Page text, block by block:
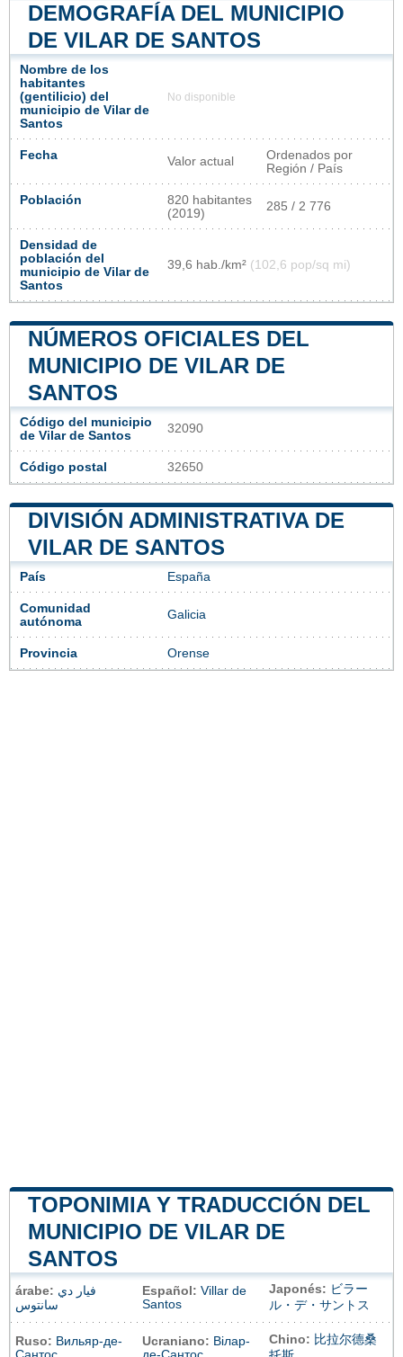
DEMOGRAFÍA DEL MUNICIPIO
DE VILAR DE SANTOS
Nombre de los
habitantes
(gentilicio) del
municipio de Vilar de
Santos
No disponible
Fecha Valor actual
Ordenados por
Región / País
Población
820 habitantes
(2019)
285 / 2 776
Densidad de
población del
municipio de Vilar de
Santos
39,6 hab./km² (102,6 pop/sq mi)
NÚMEROS OFICIALES DEL
MUNICIPIO DE VILAR DE
SANTOS
Código del municipio
de Vilar de Santos
32090
Código postal 32650
DIVISIÓN ADMINISTRATIVA DE
VILAR DE SANTOS
País España
Comunidad
autónoma
Galicia
Provincia Orense
TOPONIMIA Y TRADUCCIÓN DEL
MUNICIPIO DE VILAR DE
SANTOS
árabe: فيار دي
سانتوس
Español: Villar de
Santos
Japonés: ビラー
ル・デ・サントス
Ruso: Вильяр-де-
Ucraniano: Вілар-
Chino: 比拉尔德桑